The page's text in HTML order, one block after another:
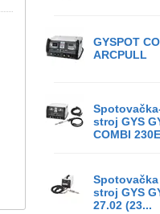
GYSPOT
ARCPULL
stroj GYS
COMBI
stroj GYS
27.02 (23...